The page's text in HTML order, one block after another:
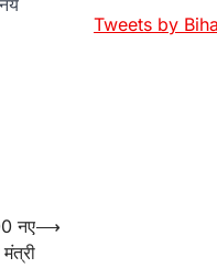
नए⟶
Tweets by